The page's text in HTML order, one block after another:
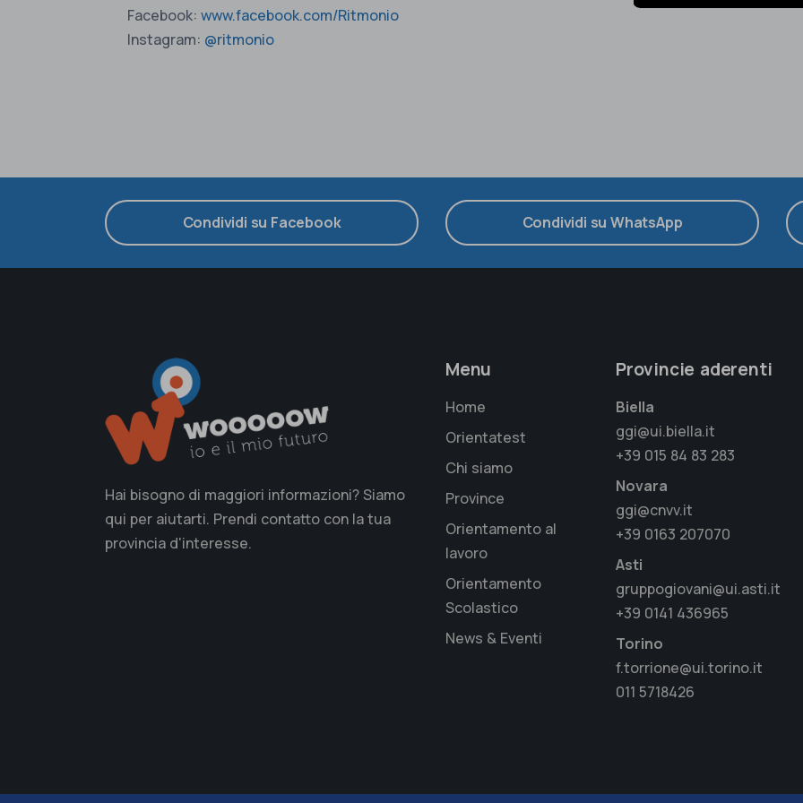
Facebook: www.facebook.com/Ritmonio
Instagram: @ritmonio
Condividi su Facebook Condividi su WhatsApp
Hai bisogno di maggiori informazioni? Siamo
qui per aiutarti. Prendi contatto con la tua
provincia d'interesse.
Menu
Home
Orientatest
Chi siamo
Province
Orientamento al
lavoro
Orientamento
Scolastico
News & Eventi
Provincie aderenti
Biella
ggi@ui.biella.it
+39 015 84 83 283
Novara
ggi@cnvv.it
+39 0163 207070
Asti
gruppogiovani@ui.asti.it
+39 0141 436965
Torino
f.torrione@ui.torino.it
011 5718426